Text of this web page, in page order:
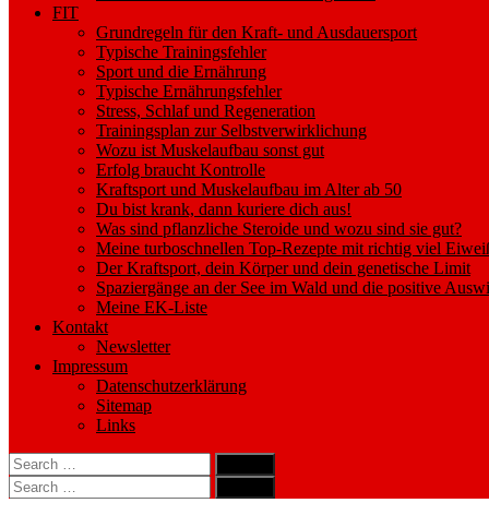
FIT
Grundregeln für den Kraft- und Ausdauersport
Typische Trainingsfehler
Sport und die Ernährung
Typische Ernährungsfehler
Stress, Schlaf und Regeneration
Trainingsplan zur Selbstverwirklichung
Wozu ist Muskelaufbau sonst gut
Erfolg braucht Kontrolle
Kraftsport und Muskelaufbau im Alter ab 50
Du bist krank, dann kuriere dich aus!
Was sind pflanzliche Steroide und wozu sind sie gut?
Meine turboschnellen Top-Rezepte mit richtig viel
Der Kraftsport, dein Körper und dein genetische Limit
Spaziergänge an der See im Wald und die positive
Meine EK-Liste
Kontakt
Newsletter
Impressum
Datenschutzerklärung
Sitemap
Links
Search
for:
Search
Search
for:
Search